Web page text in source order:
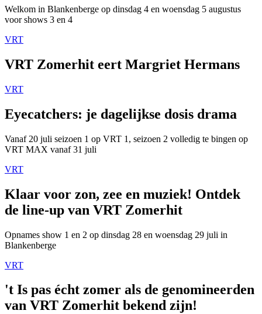
Welkom in Blankenberge op dinsdag 4 en woensdag 5 augustus
voor shows 3 en 4
VRT
VRT Zomerhit eert Margriet Hermans
VRT
Eyecatchers: je dagelijkse dosis drama
Vanaf 20 juli seizoen 1 op VRT 1, seizoen 2 volledig te bingen op
VRT MAX vanaf 31 juli
VRT
Klaar voor zon, zee en muziek! Ontdek
de line-up van VRT Zomerhit
Opnames show 1 en 2 op dinsdag 28 en woensdag 29 juli in
Blankenberge
VRT
't Is pas écht zomer als de genomineerden
van VRT Zomerhit bekend zijn!